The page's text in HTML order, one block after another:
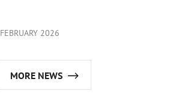
FEBRUARY 2026
MORE NEWS